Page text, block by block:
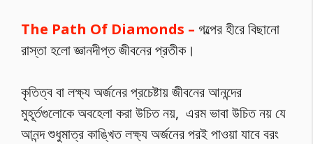
The Path Of Diamonds – গল্পের হীরে বিছানো
রাস্তা হলো জ্ঞানদীপ্ত জীবনের প্রতীক।
কৃতিত্ব বা লক্ষ্য অর্জনের প্রচেষ্টায় জীবনের আনন্দের
মুহূর্তগুলোকে অবহেলা করা উচিত নয়, এরম ভাবা উচিত নয় যে
আনন্দ শুধুমাত্র কাঙ্খিত লক্ষ্য অর্জনের পরই পাওয়া যাবে বরং